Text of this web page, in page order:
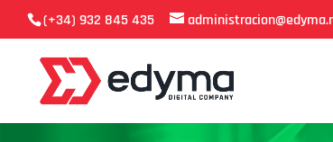
(+34) 932 845 435